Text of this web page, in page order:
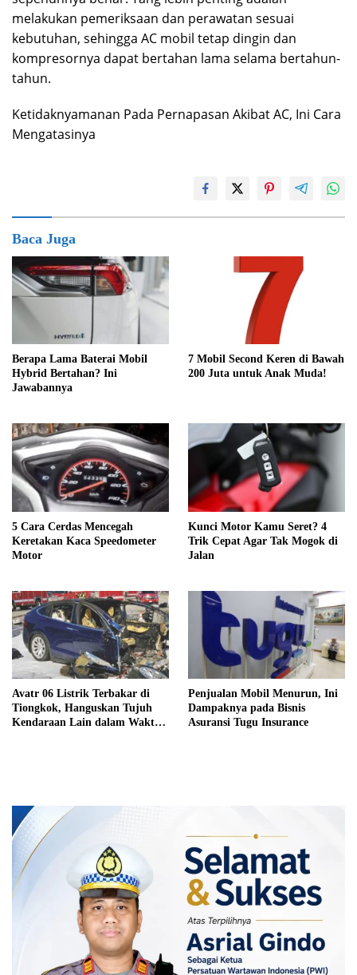
melakukan pemeriksaan dan perawatan sesuai
kebutuhan, sehingga AC mobil tetap dingin dan
kompresornya dapat bertahan lama selama bertahun-
tahun.
Ketidaknyamanan Pada Pernapasan Akibat AC, Ini Cara
Mengatasinya
Baca Juga
Berapa Lama Baterai Mobil
Hybrid Bertahan? Ini
Jawabannya
7 Mobil Second Keren di Bawah
200 Juta untuk Anak Muda!
5 Cara Cerdas Mencegah
Keretakan Kaca Speedometer
Motor
Kunci Motor Kamu Seret? 4
Trik Cepat Agar Tak Mogok di
Jalan
Avatr 06 Listrik Terbakar di
Tiongkok, Hanguskan Tujuh
Kendaraan Lain dalam Waktu
Penjualan Mobil Menurun, Ini
Dampaknya pada Bisnis
Asuransi Tugu Insurance